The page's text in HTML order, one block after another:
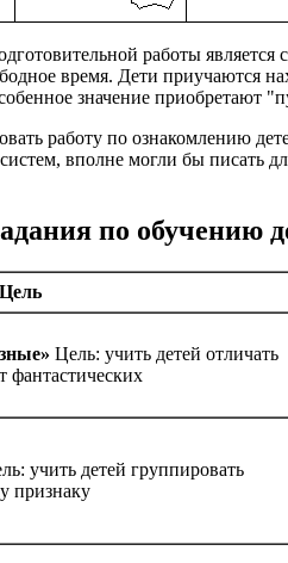
работы
время. Дети приучаются
значение приобретают
работу по ознакомлению
вполне могли бы писать
по обучению
Цель: учить детей отличать
фантастических
учить детей группировать
признаку